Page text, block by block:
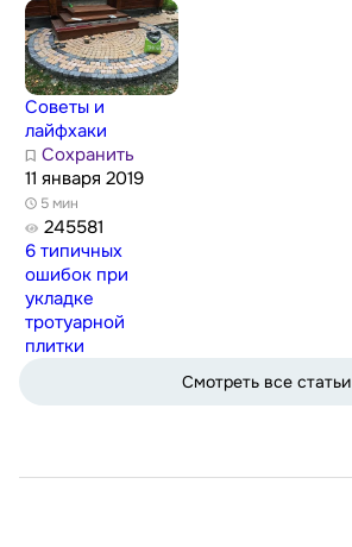
Советы и
лайфхаки
Сохранить
11 января 2019
5 мин
245581
6 типичных
ошибок при
укладке
тротуарной
плитки
Смотреть все статьи